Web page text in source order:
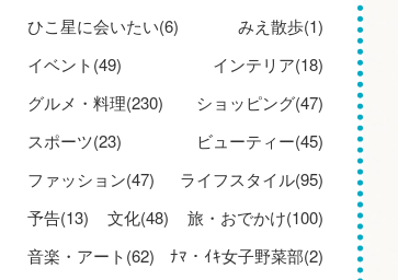
ひこ星に会いたい(6)
みえ散歩(1)
イベント(49)
インテリア(18)
グルメ・料理(230)
ショッピング(47)
スポーツ(23)
ビューティー(45)
ファッション(47)
ライフスタイル(95)
予告(13)
文化(48)
旅・おでかけ(100)
音楽・アート(62)
ﾅﾏ・ｲｷ女子野菜部(2)